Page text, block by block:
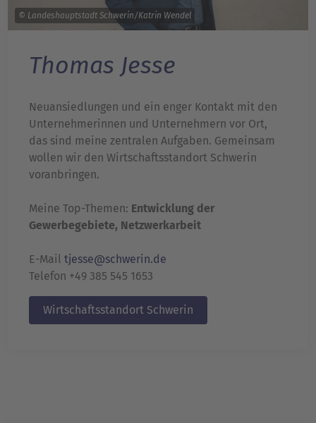
© Landeshauptstadt Schwerin/Katrin Wendel
Thomas Jesse
Neuansiedlungen und ein enger Kontakt mit den
Unternehmerinnen und Unternehmern vor Ort,
das sind meine zentralen Aufgaben. Gemeinsam
wollen wir den Wirtschaftsstandort Schwerin
voranbringen.
Meine Top-Themen: Entwicklung der
Gewerbegebiete, Netzwerkarbeit
E-Mail tjesse@schwerin.de
Telefon +49 385 545 1653
Wirtschaftsstandort Schwerin